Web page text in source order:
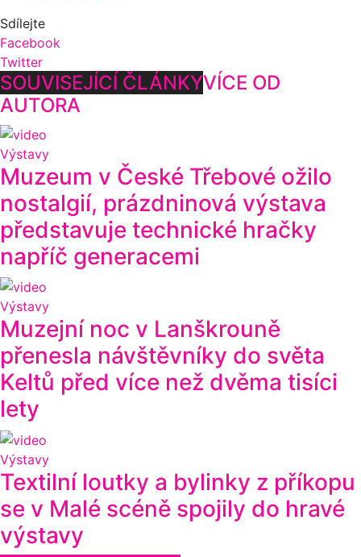
Sdílejte
Facebook
Twitter
SOUVISEJÍCÍ ČLÁNKYVÍCE OD
AUTORA
Výstavy
Muzeum v České Třebové ožilo
nostalgií, prázdninová výstava
představuje technické hračky
napříč generacemi
Výstavy
Muzejní noc v Lanškrouně
přenesla návštěvníky do světa
Keltů před více než dvěma tisíci
lety
Výstavy
Textilní loutky a bylinky z příkopu
se v Malé scéně spojily do hravé
výstavy